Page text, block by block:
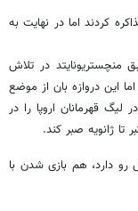
کردند اما در نهایت به
منچستریونایتد در تلاش
این دروازه بان از موضع
قهرمانان اروپا را در
ژانویه صبر کند.
دارد، هم بازی شدن با